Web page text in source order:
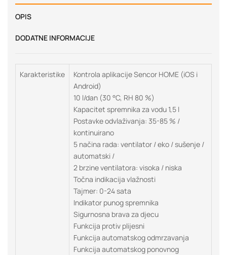
OPIS
DODATNE INFORMACIJE
Karakteristike
Kontrola aplikacije Sencor HOME (iOS i
Android)
10 l/dan (30 °C, RH 80 %)
Kapacitet spremnika za vodu 1,5 l
Postavke odvlaživanja: 35-85 % /
kontinuirano
5 načina rada: ventilator / eko / sušenje /
automatski /
2 brzine ventilatora: visoka / niska
Točna indikacija vlažnosti
Tajmer: 0-24 sata
Indikator punog spremnika
Sigurnosna brava za djecu
Funkcija protiv plijesni
Funkcija automatskog odmrzavanja
Funkcija automatskog ponovnog